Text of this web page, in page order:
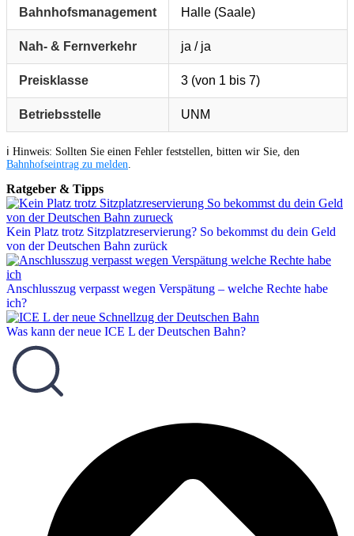
Bahnhofsmanagement Halle (Saale)
Nah- & Fernverkehr ja / ja
Preisklasse 3 (von 1 bis 7)
Betriebsstelle UNM
ℹ️ Hinweis: Sollten Sie einen Fehler feststellen, bitten wir Sie, den
Bahnhofseintrag zu melden
Ratgeber & Tipps
Kein Platz trotz Sitzplatzreservierung? So bekommst du dein Geld
von der Deutschen Bahn zurück
Anschlusszug verpasst wegen Verspätung – welche Rechte habe
ich?
Was kann der neue ICE L der Deutschen Bahn?